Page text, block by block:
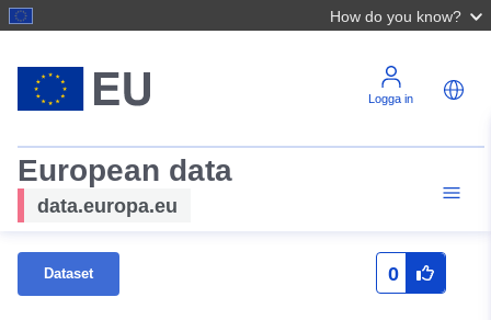
How do you know?
Logga in
European data
data.europa.eu
Dataset 0